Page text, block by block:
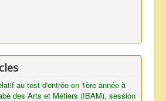
au test d'entrée en 1ère année à
des Arts et Métiers (IBAM), session